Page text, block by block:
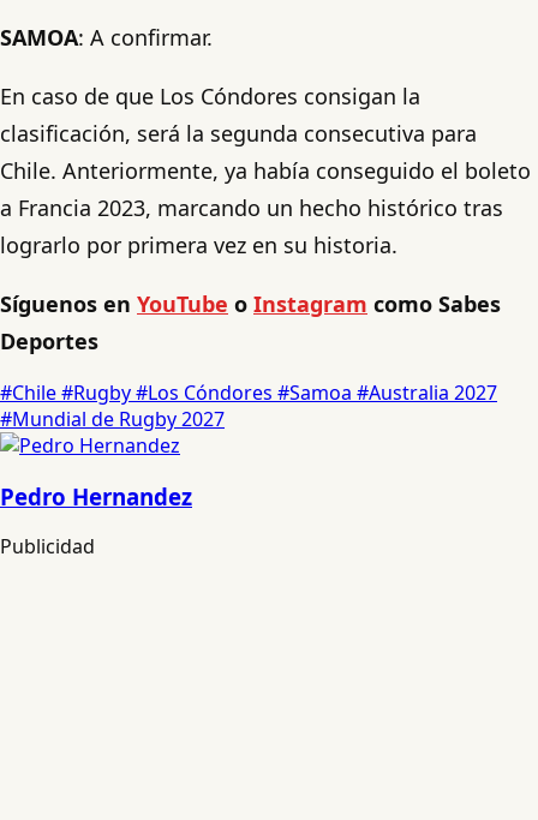
SAMOA: A confirmar.
En caso de que Los Cóndores consigan la
clasificación, será la segunda consecutiva para
Chile. Anteriormente, ya había conseguido el boleto
a Francia 2023, marcando un hecho histórico tras
lograrlo por primera vez en su historia.
Síguenos en YouTube o Instagram como Sabes
Deportes
#Chile#Rugby#Los Cóndores #Samoa #Australia 2027
#Mundial de Rugby 2027
Pedro Hernandez
Publicidad